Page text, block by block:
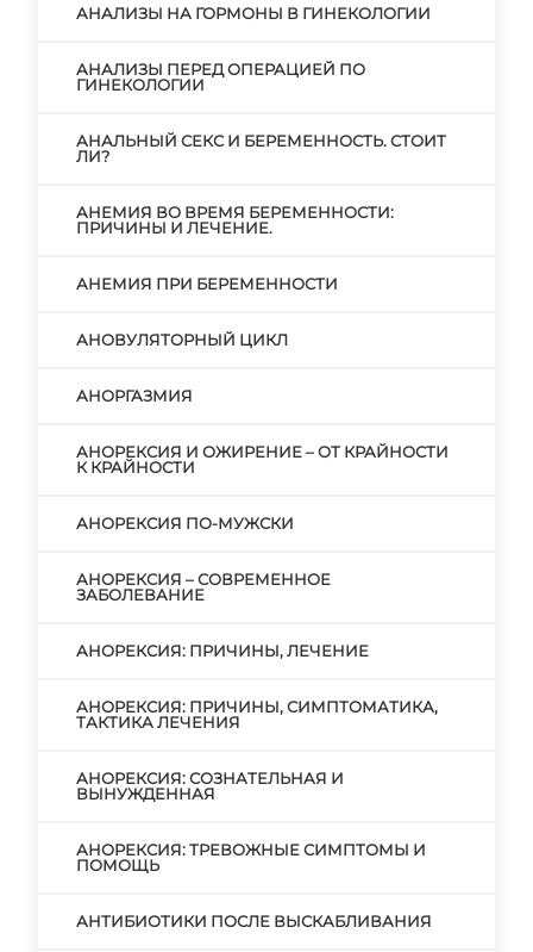
АНАЛИЗЫ НА ГОРМОНЫ В ГИНЕКОЛОГИИ
АНАЛИЗЫ ПЕРЕД ОПЕРАЦИЕЙ ПО
ГИНЕКОЛОГИИ
АНАЛЬНЫЙ СЕКС И БЕРЕМЕННОСТЬ. СТОИТ
ЛИ?
АНЕМИЯ ВО ВРЕМЯ БЕРЕМЕННОСТИ:
ПРИЧИНЫ И ЛЕЧЕНИЕ.
АНЕМИЯ ПРИ БЕРЕМЕННОСТИ
АНОВУЛЯТОРНЫЙ ЦИКЛ
АНОРГАЗМИЯ
АНОРЕКСИЯ И ОЖИРЕНИЕ – ОТ КРАЙНОСТИ
К КРАЙНОСТИ
АНОРЕКСИЯ ПО-МУЖСКИ
АНОРЕКСИЯ – СОВРЕМЕННОЕ
ЗАБОЛЕВАНИЕ
АНОРЕКСИЯ: ПРИЧИНЫ, ЛЕЧЕНИЕ
АНОРЕКСИЯ: ПРИЧИНЫ, СИМПТОМАТИКА,
ТАКТИКА ЛЕЧЕНИЯ
АНОРЕКСИЯ: СОЗНАТЕЛЬНАЯ И
ВЫНУЖДЕННАЯ
АНОРЕКСИЯ: ТРЕВОЖНЫЕ СИМПТОМЫ И
ПОМОЩЬ
АНТИБИОТИКИ ПОСЛЕ ВЫСКАБЛИВАНИЯ